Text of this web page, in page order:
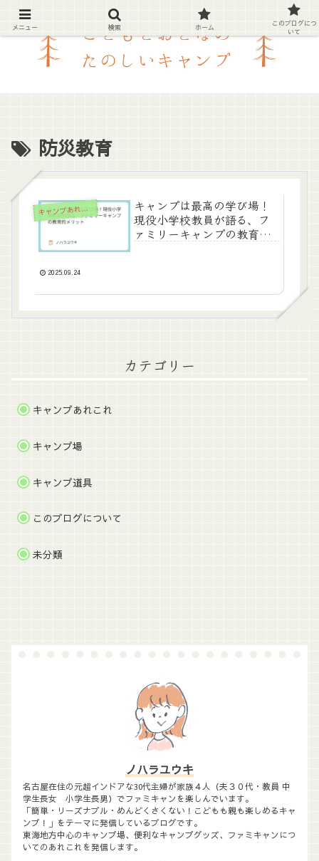
防災教育
キ
ャンプあれこれ
キャンプは最高の学び場！
現役小学校教員が語る、フ
ァミリーキャンプの教育的
2025.09.24
カテゴリー
キャンプあれこれ
キャンプ場
キャンプ道具
このブログについて
未分類
ノハラユウキ
名古屋在住の元超インドアな30代主婦が家族４人（夫３０代・教員 中
学生長女 小学生長男）でファミキャンを楽しんでいます。
「簡単・リーズナブル・めんどくさくない！こどもも親も楽しめるキャ
ンプ！」をテーマに発信しているブログです。
東海地方中心のキャンプ場、便利なキャンプグッズ、ファミキャンにつ
いてのあれこれを発信します。
メニュー 検索 ホーム
このブログにつ
いて